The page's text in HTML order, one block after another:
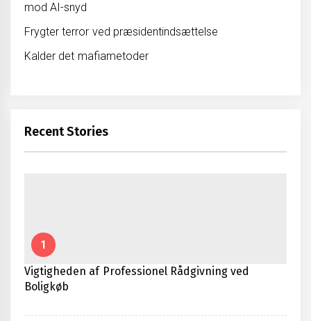
mod AI-snyd
Frygter terror ved præsidentindsættelse
Kalder det mafiametoder
Recent Stories
1
Vigtigheden af Professionel Rådgivning ved
Boligkøb